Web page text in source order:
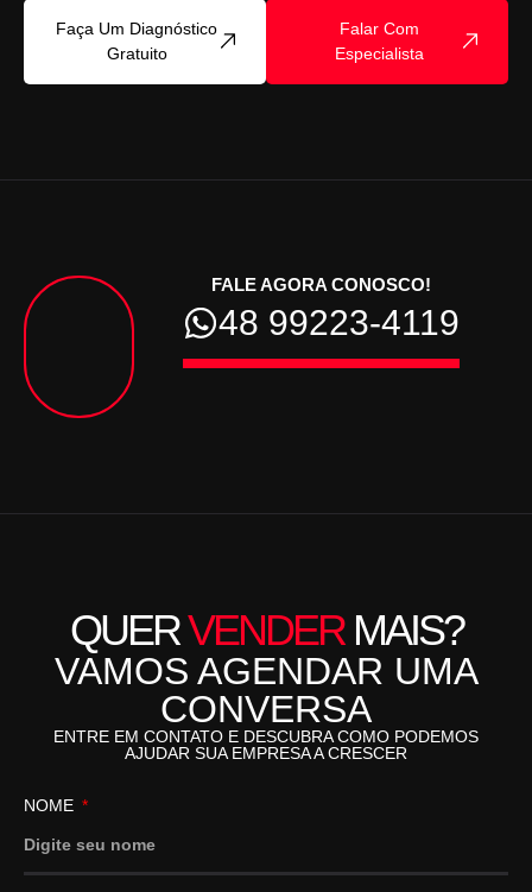
Faça Um Diagnóstico
Gratuito
Falar Com
Especialista
FALE AGORA CONOSCO!
48 99223-4119
QUERVENDERMAIS?
VAMOS AGENDAR UMA
CONVERSA
ENTRE EM CONTATO E DESCUBRA COMO PODEMOS
AJUDAR SUA EMPRESA A CRESCER
NOME